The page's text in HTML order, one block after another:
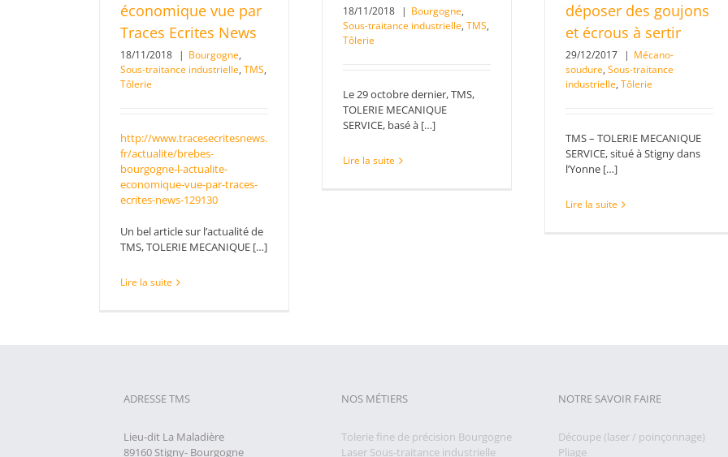
économique vue par
Traces Ecrites News
18/11/2018 | Bourgogne,
Sous-traitance industrielle, TMS,
Tôlerie
http://www.tracesecritesnews.
fr/actualite/brebes-
bourgogne-l-actualite-
economique-vue-par-traces-
ecrites-news-129130
Un bel article sur l’actualité de
TMS, TOLERIE MECANIQUE […]
Lire la suite
18/11/2018 | Bourgogne,
Sous-traitance industrielle, TMS,
Tôlerie
Le 29 octobre dernier, TMS,
TOLERIE MECANIQUE
SERVICE, basé à […]
Lire la suite
déposer des goujons
et écrous à sertir
29/12/2017 | Mécano-
soudure, Sous-traitance
industrielle, Tôlerie
TMS – TOLERIE MECANIQUE
SERVICE, situé à Stigny dans
l’Yonne […]
Lire la suite
ADRESSE TMS
Lieu-dit La Maladière
89160 Stigny- Bourgogne
NOS MÉTIERS
Tolerie fine de précision Bourgogne
Laser Sous-traitance industrielle
NOTRE SAVOIR FAIRE
Découpe (laser / poinçonnage)
Pliage